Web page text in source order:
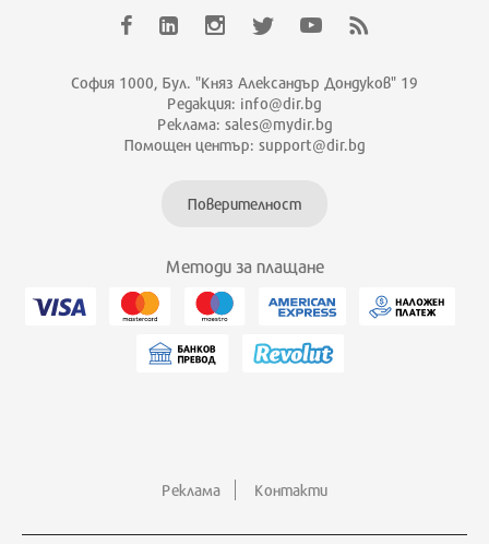
София 1000, Бул. "Княз Александър Дондуков" 19
Редакция: info@dir.bg
Реклама: sales@mydir.bg
Помощен център: support@dir.bg
Поверителност
Методи за плащане
Реклама Контакти